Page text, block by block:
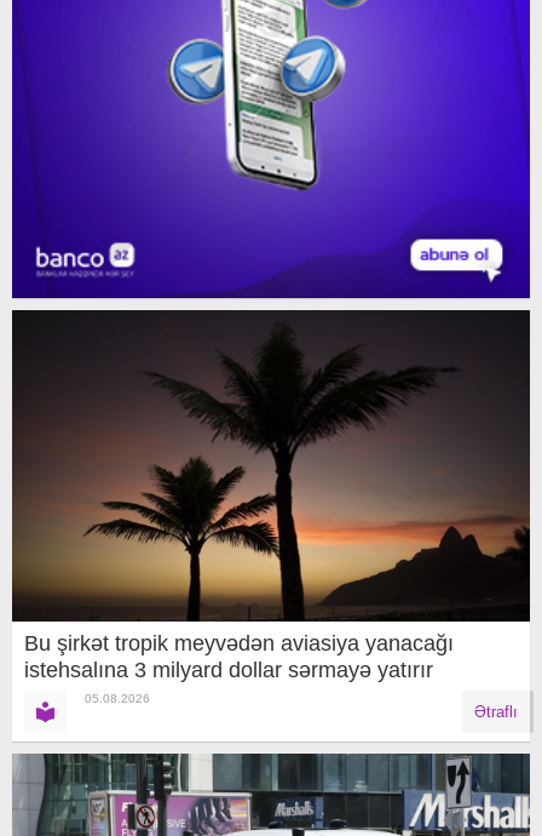
Bu şirkət tropik meyvədən aviasiya yanacağı
istehsalına 3 milyard dollar sərmayə yatırır
05.08.2026
Ətraflı